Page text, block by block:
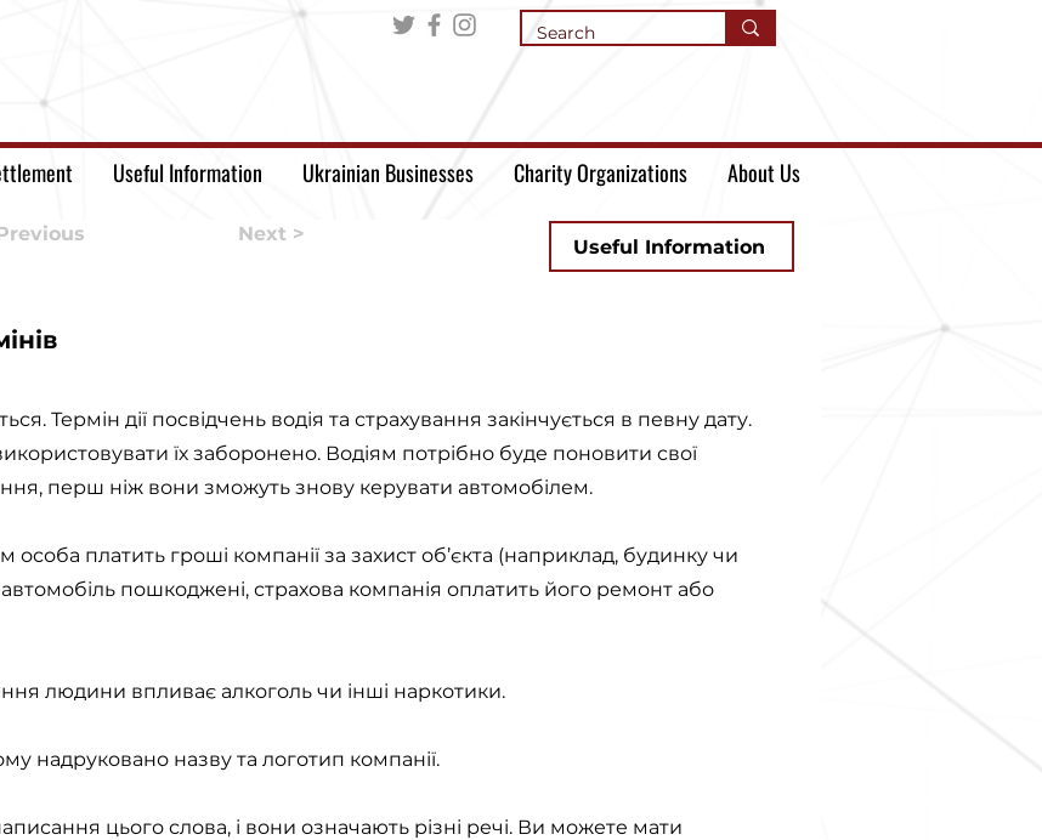
Useful Information Ukrainian Businesses Charity Organizations About Us
Next >
Useful Information
Термін дії посвідчень водія та страхування закінчується в певну дату.
використовувати їх заборонено. Водіям потрібно буде поновити свої
перш ніж вони зможуть знову керувати автомобілем.
платить гроші компанії за захист об’єкта (наприклад, будинку чи
пошкоджені, страхова компанія оплатить його ремонт або
людини впливає алкоголь чи інші наркотики.
надруковано назву та логотип компанії.
цього слова, і вони означають різні речі. Ви можете мати